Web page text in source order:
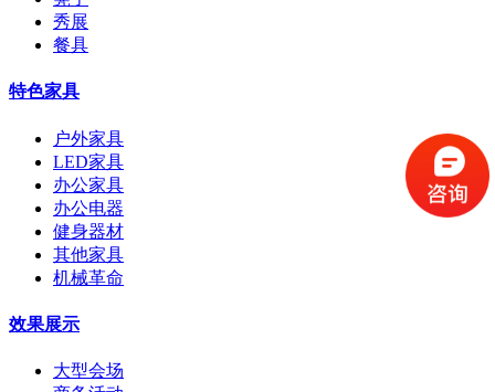
秀展
餐具
特色家具
户外家具
LED家具
办公家具
办公电器
健身器材
其他家具
机械革命
效果展示
大型会场